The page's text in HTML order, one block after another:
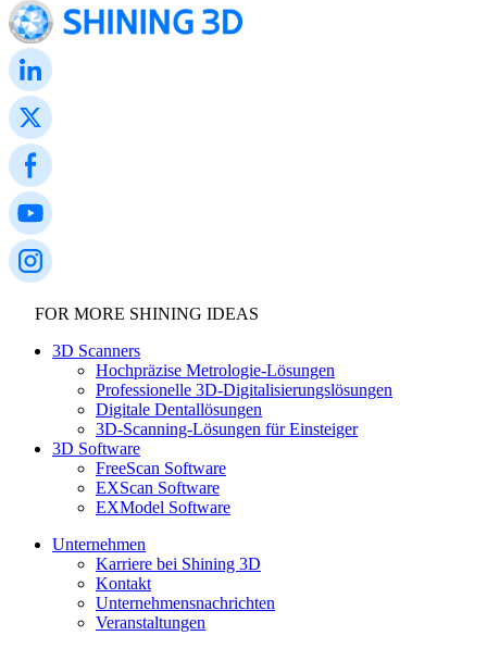
FOR MORE SHINING IDEAS
3D Scanners
Hochpräzise Metrologie-Lösungen
Professionelle 3D-Digitalisierungslösungen
Digitale Dentallösungen
3D-Scanning-Lösungen für Einsteiger
3D Software
FreeScan Software
EXScan Software
EXModel Software
Unternehmen
Karriere bei Shining 3D
Kontakt
Unternehmensnachrichten
Veranstaltungen